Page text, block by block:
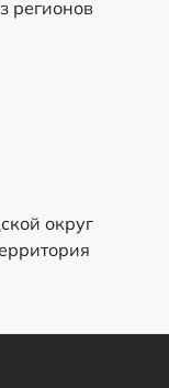
регионов
округ